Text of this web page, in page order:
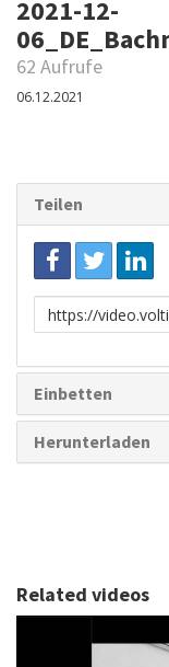
2021-12-
62 Aufrufe
06.12.2021
Teilen
Link
zum
Einbetten
Herunterladen
Related videos